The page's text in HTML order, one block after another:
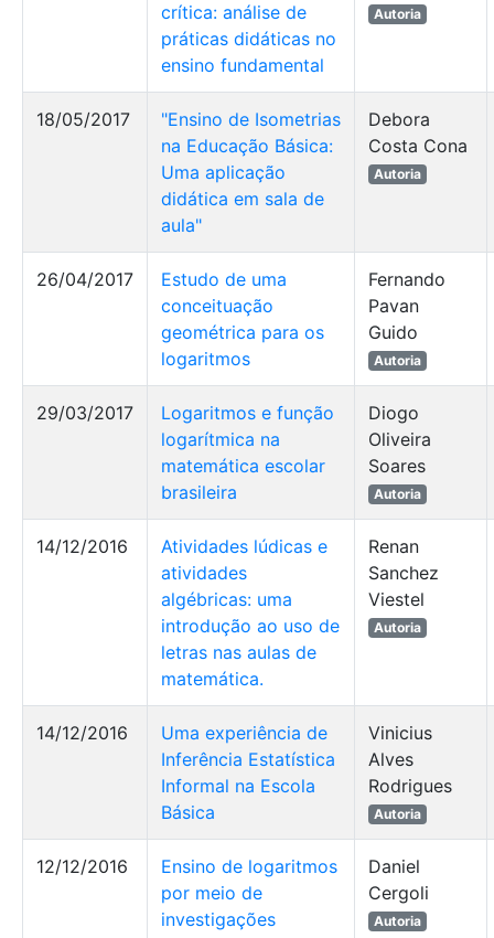
crítica: análise de
práticas didáticas no
ensino fundamental
Autoria
18/05/2017
"Ensino de Isometrias
na Educação Básica:
Uma aplicação
didática em sala de
aula"
Debora
Costa Cona
Autoria
26/04/2017
Estudo de uma
conceituação
geométrica para os
logaritmos
Fernando
Pavan
Guido
Autoria
29/03/2017
Logaritmos e função
logarítmica na
matemática escolar
brasileira
Diogo
Oliveira
Soares
Autoria
14/12/2016
Atividades lúdicas e
atividades
algébricas: uma
introdução ao uso de
letras nas aulas de
matemática.
Renan
Sanchez
Viestel
Autoria
14/12/2016
Uma experiência de
Inferência Estatística
Informal na Escola
Básica
Vinicius
Alves
Rodrigues
Autoria
12/12/2016
Ensino de logaritmos
por meio de
investigações
Daniel
Cergoli
Autoria